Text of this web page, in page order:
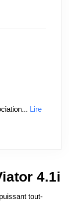
Lire
4.1i
tout-